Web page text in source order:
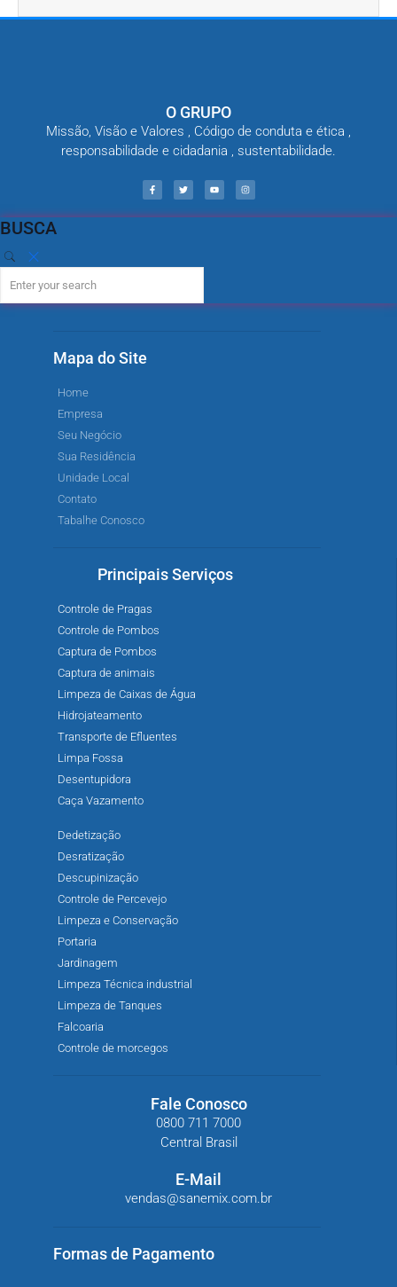
O GRUPO
Missão, Visão e Valores , Código de conduta e ética ,
responsabilidade e cidadania , sustentabilidade.
BUSCA
Mapa do Site
Home
Empresa
Seu Negócio
Sua Residência
Unidade Local
Contato
Tabalhe Conosco
Principais Serviços
Controle de Pragas
Controle de Pombos
Captura de Pombos
Captura de animais
Limpeza de Caixas de Água
Hidrojateamento
Transporte de Efluentes
Limpa Fossa
Desentupidora
Caça Vazamento
Dedetização
Desratização
Descupinização
Controle de Percevejo
Limpeza e Conservação
Portaria
Jardinagem
Limpeza Técnica industrial
Limpeza de Tanques
Falcoaria
Controle de morcegos
Fale Conosco
0800 711 7000
Central Brasil
E-Mail
vendas@sanemix.com.br
Formas de Pagamento